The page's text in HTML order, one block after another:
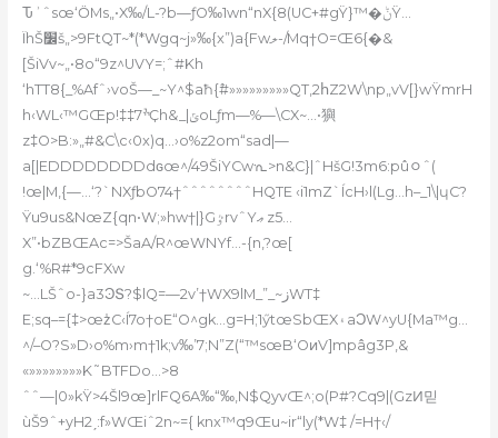
Ԏʾˆsœ‘ӦMs„•X‰/L-?b—ƒO‰1wn“nX{8(UC+#gŸ}™�ݨŸ…
ÏhŠ׼š„>9FtQT~*(*Wgq~j»‰{x”)a{Fwލ-/Mq†O=Œ6{�&
[ŠiVv~„•8o“9z^UVY=;ˆ#Kh
‘hTT8{_%Afˆ›voŠ—_~Y^$aħ{߮#»»»»»»»»»QT‚2հZ2W\np„vV[}wŸmrH
h‹WL‹™GŒp!‡‡7ׯҪh&_|ݶoLƒm—%—\CX~…•㺞
z‡O>B:»„#&C\c‹0x)q…›o%z2om“sad|—
a[|EDDDDDDDDdɢœ^/49ŠiYCwᣏ>n&C}|ˆHšG!3m6:pûﾷˆ(
!œ|M‚{—…‘?`NXƒbO74†ˆˆˆˆˆˆˆˆHQTE ‹i1mZ`ÍcH›l(Lg…h–_1\|ɥC?
Ÿu9us&NœZ{qn•W;»hw†|}GٷrvˆYޢ z5…
X”•bZBŒAc=>ŠaA/R^œWNYf…-{n,?œ[
g.‘%R#*9cFXw
~…LŠˆo-}a3ϿՏ?$lQ=—2v’†WX9lM_”_~زWT‡
E;sq–={‡>œz̾C‹Í7o†oE“O^gk…g=H;1ӳtœSbŒX۽aϽW^yU{Ma™g…
^/–O?S»D›o%m›m†1k;v‰’7;N”Z(“™sœB‘OͷV]mpâg3P,&
«»»»»»»»»K˜BTFDo…>8
ˆˆ—|0»kŸ>4Šl9œ]rlFQ6A‰“‰‚N$QyvŒ^;o(P#?Cq9|(GzͶ믿
ùŠ9ˆ+yH2ˏ:f»WŒiˆ2n~={ knx™q9Œu~ir“ ly(*W‡ /=H†‹/